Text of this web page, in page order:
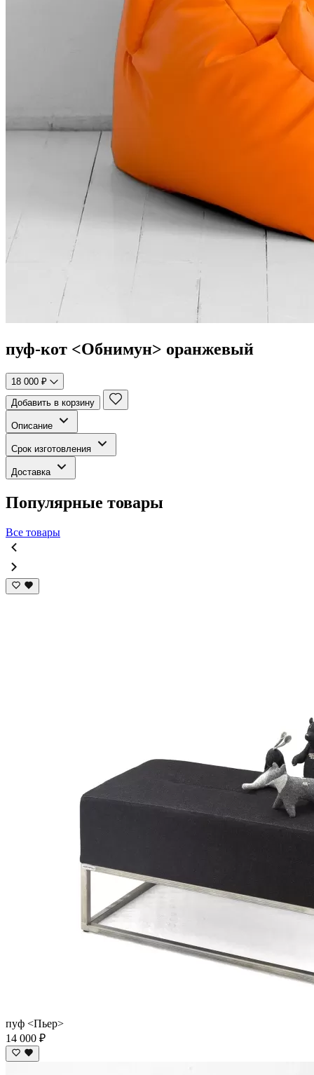
пуф-кот <Обнимун> оранжевый
18 000 ₽
Добавить в корзину
Описание
Срок изготовления
Доставка
Популярные товары
Все товары
пуф <Пьер>
14 000 ₽